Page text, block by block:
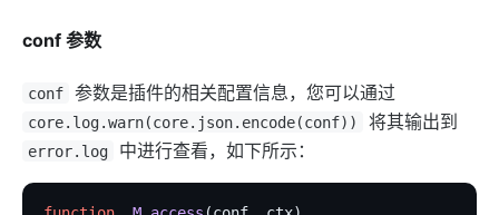
conf 参数
conf 参数是插件的相关配置信息，您可以通过
core.log.warn(core.json.encode(conf)) 将其输出到
error.log 中进行查看，如下所示：